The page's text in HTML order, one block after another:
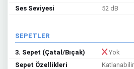
Ses Seviyesi
52 dB
SEPETLER
3. Sepet (Çatal/Bıçak)
Yok
Sepet Özellikleri